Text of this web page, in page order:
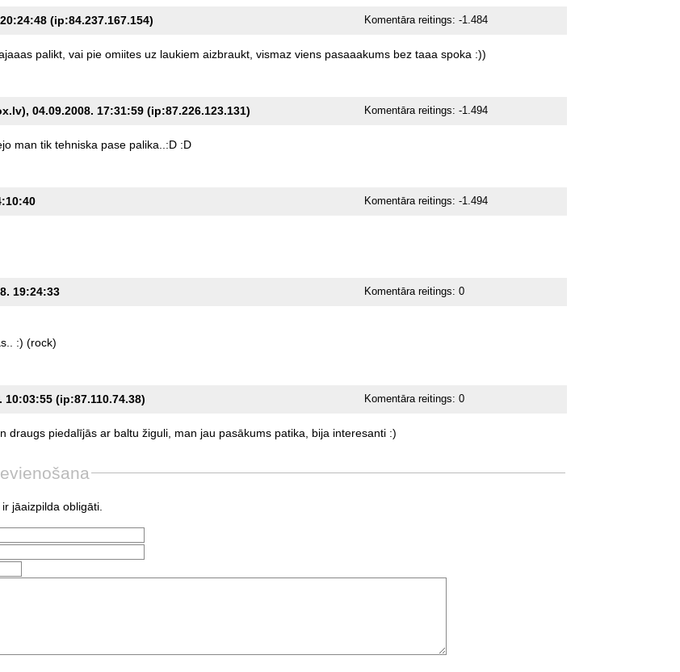
(ip:84.237.167.154) Komentāra reitings:-1.484
palikt, vai pie omiites uz laukiem aizbraukt, vismaz viens pasaaakums bez taaa spoka :))
04.09.2008. 17:31:59 (ip:87.226.123.131) Komentāra reitings:-1.494
man tik tehniska pase palika..:D :D
Komentāra reitings:-1.494
19:24:33 Komentāra reitings:0
:) (rock)
10:03:55 (ip:87.110.74.38) Komentāra reitings:0
draugs piedalījās ar baltu žiguli, man jau pasākums patika, bija interesanti :)
jāaizpilda obligāti.